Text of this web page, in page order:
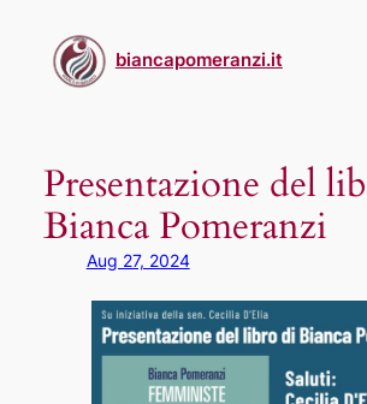
content
biancapomeranzi.it
Presentazione del
Bianca Pomeranzi
Aug 27, 2024